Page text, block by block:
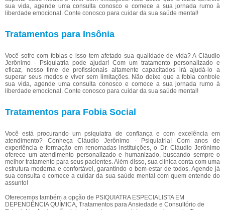
sua vida, agende uma consulta conosco e comece a sua jornada rumo à
liberdade emocional. Conte conosco para cuidar da sua saúde mental!
Tratamentos para Insônia
Você sofre com fobias e isso tem afetado sua qualidade de vida? A Cláudio
Jerônimo - Psiquiatria pode ajudar! Com um tratamento personalizado e
eficaz, nosso time de profissionais altamente capacitados irá ajudá-lo a
superar seus medos e viver sem limitações. Não deixe que a fobia controle
sua vida, agende uma consulta conosco e comece a sua jornada rumo à
liberdade emocional. Conte conosco para cuidar da sua saúde mental!
Tratamentos para Fobia Social
Você está procurando um psiquiatra de confiança e com excelência em
atendimento? Conheça Cláudio Jerônimo - Psiquiatria! Com anos de
experiência e formação em renomadas instituições, o Dr. Cláudio Jerônimo
oferece um atendimento personalizado e humanizado, buscando sempre o
melhor tratamento para seus pacientes. Além disso, sua clínica conta com uma
estrutura moderna e confortável, garantindo o bem-estar de todos. Agende já
sua consulta e comece a cuidar da sua saúde mental com quem entende do
assunto!
Oferecemos também a opção de PSIQUIATRA ESPECIALISTA EM
DEPENDÊNCIA QUÍMICA, Tratamentos para Ansiedade e Consultório de